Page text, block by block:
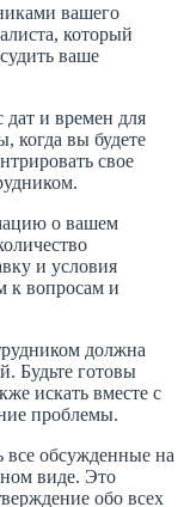
вашего
который
ваше
дат и времен для
когда вы будете
свое
о вашем
и условия
к вопросам и
должна
Будьте готовы
искать вместе с
проблемы.
все обсужденные на
виде. Это
обо всех